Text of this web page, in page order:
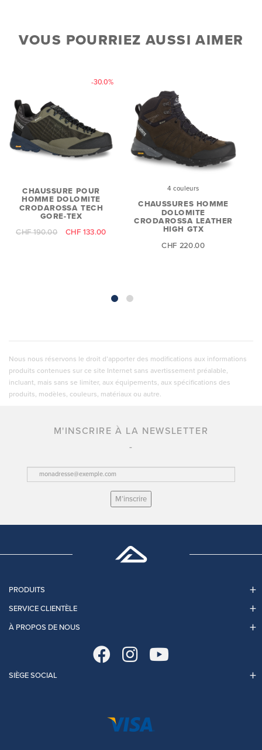
VOUS POURRIEZ AUSSI AIMER
-30.0%
CHAUSSURE POUR
HOMME DOLOMITE
CRODAROSSA TECH
GORE-TEX
CHF 190.00
CHF 133.00
4 couleurs
CHAUSSURES HOMME
DOLOMITE
CRODAROSSA LEATHER
HIGH GTX
CHF 220.00
Nous nous réservons le droit d’apporter des modifications aux informations
produits contenues sur ce site Internet sans avertissement préalable,
incluant, mais sans se limiter, aux équipements, aux spécifications des
produits, modèles, couleurs, matériaux ou autre.
M'INSCRIRE À LA NEWSLETTER
M’inscrire
PRODUITS
SERVICE CLIENTÈLE
À PROPOS DE NOUS
SIÈGE SOCIAL